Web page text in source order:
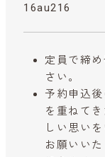
16au216
定員で締
さい。
予約申込
を重ねて
しい思い
お願いいた